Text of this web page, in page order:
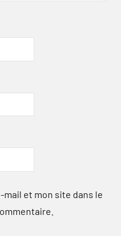
et mon site dans le